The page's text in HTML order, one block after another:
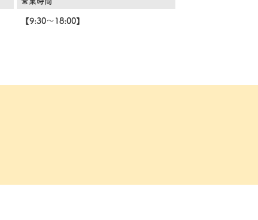
【9:30～18:00】